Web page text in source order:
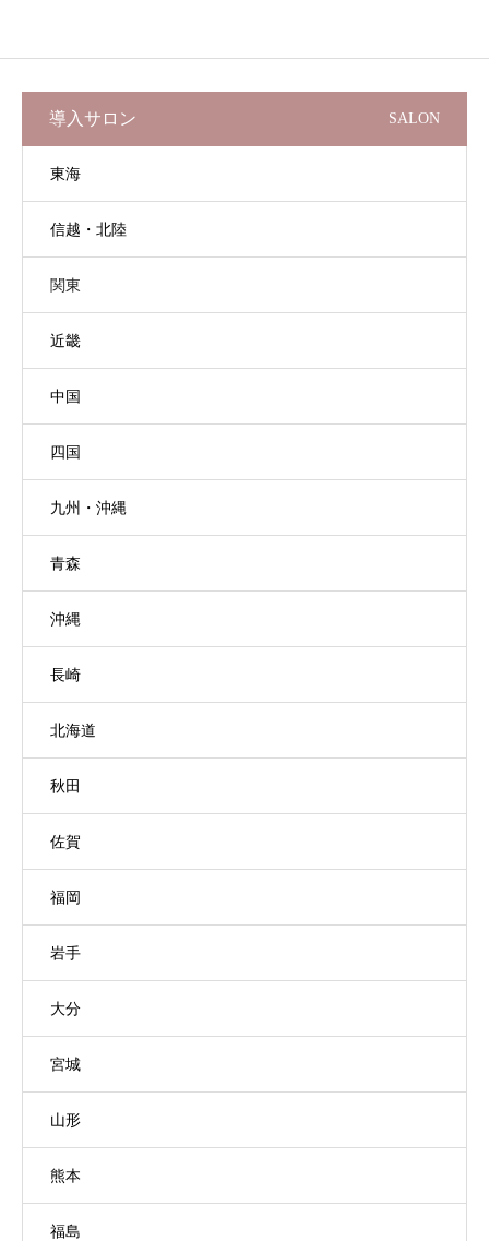
導入サロン SALON
東海
信越・北陸
関東
近畿
中国
四国
九州・沖縄
青森
沖縄
長崎
北海道
秋田
佐賀
福岡
岩手
大分
宮城
山形
熊本
福島